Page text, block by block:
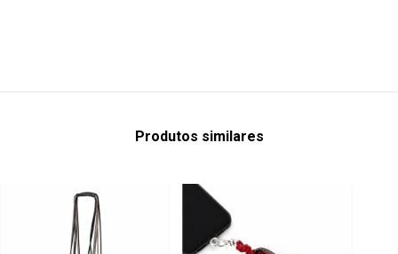
Produtos similares